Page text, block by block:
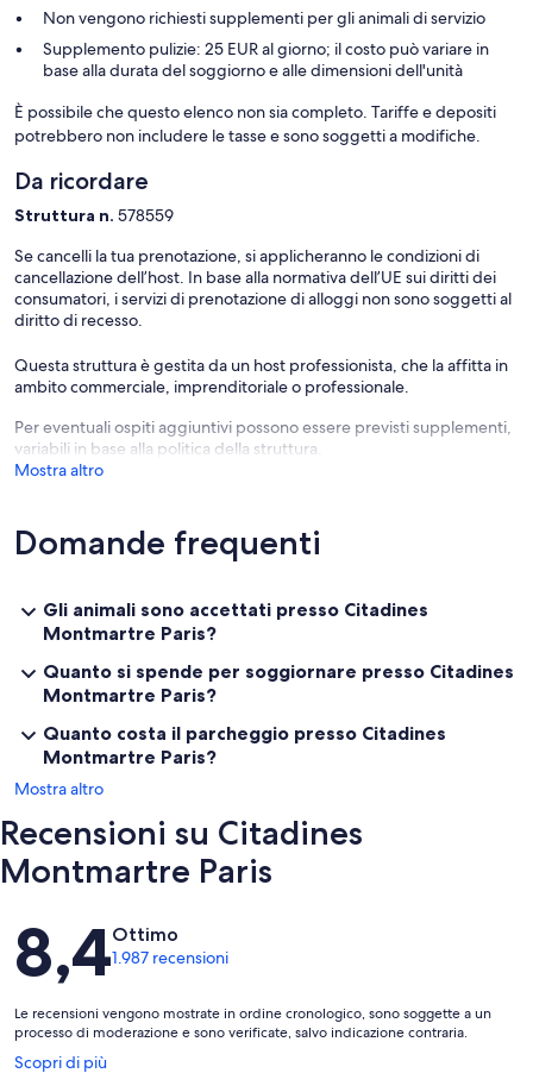
Non vengono richiesti supplementi per gli animali di servizio
Supplemento pulizie: 25 EUR al giorno; il costo può variare in
base alla durata del soggiorno e alle dimensioni dell'unità
È possibile che questo elenco non sia completo. Tariffe e depositi
potrebbero non includere le tasse e sono soggetti a modifiche.
Da ricordare
Struttura n. 578559
Se cancelli la tua prenotazione, si applicheranno le condizioni di
cancellazione dell’host. In base alla normativa dell’UE sui diritti dei
consumatori, i servizi di prenotazione di alloggi non sono soggetti al
diritto di recesso.
Questa struttura è gestita da un host professionista, che la affitta in
ambito commerciale, imprenditoriale o professionale.
Per eventuali ospiti aggiuntivi possono essere previsti supplementi,
variabili in base alla politica della struttura.
Mostra altro
Domande frequenti
Gli animali sono accettati presso Citadines
Montmartre Paris?
Quanto si spende per soggiornare presso Citadines
Montmartre Paris?
Quanto costa il parcheggio presso Citadines
Montmartre Paris?
Mostra altro
Recensioni su Citadines
Montmartre Paris
Recensioni
8,4Ottimo
1.987 recensioni
Le recensioni vengono mostrate in ordine cronologico, sono soggette a un
processo di moderazione e sono verificate, salvo indicazione contraria.
Scopri di più
Apertura